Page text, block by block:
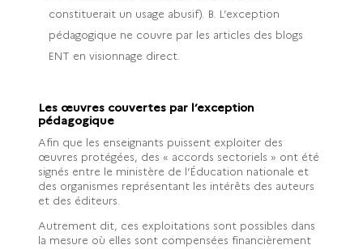
constituerait un usage abusif). B. L’exception
pédagogique ne couvre par les articles des blogs
ENT en visionnage direct.
Les œuvres couvertes par l’exception
pédagogique
Afin que les enseignants puissent exploiter des
œuvres protégées, des « accords sectoriels » ont été
signés entre le ministère de l’Éducation nationale et
des organismes représentant les intérêts des auteurs
et des éditeurs.
Autrement dit, ces exploitations sont possibles dans
la mesure où elles sont compensées financièrement